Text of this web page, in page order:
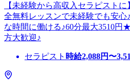
【未経験から高収入セラピスト
全無料レッスンで未経験でも安心
な時間に働ける♪60分最大3510円
方大歓迎♪
セラピスト 時給2,088円〜